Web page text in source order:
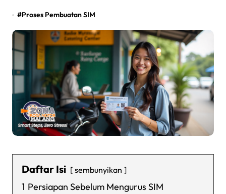
#Proses Pembuatan SIM
Daftar Isi sembunyikan
1 Persiapan Sebelum Mengurus SIM